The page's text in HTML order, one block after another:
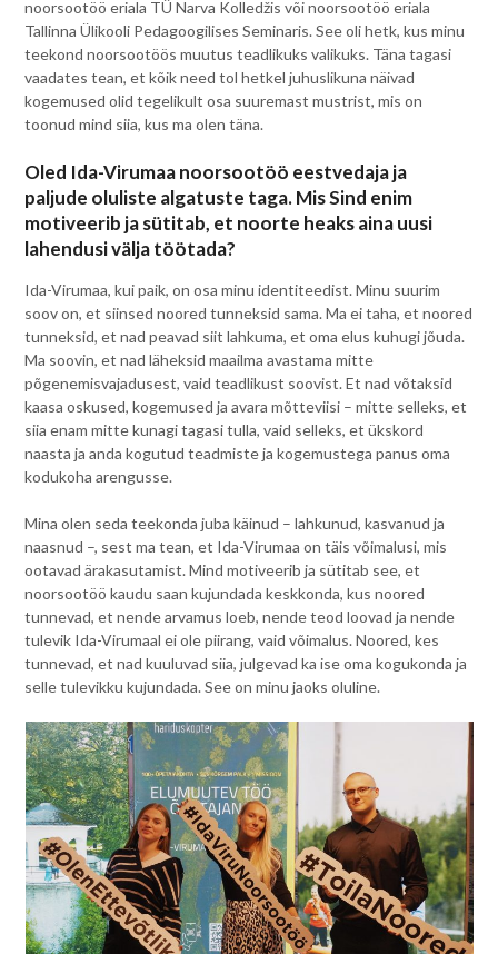
noorsootöö eriala TÜ Narva Kolledžis või noorsootöö eriala
Tallinna Ülikooli Pedagoogilises Seminaris. See oli hetk, kus minu
teekond noorsootöös muutus teadlikuks valikuks. Täna tagasi
vaadates tean, et kõik need tol hetkel juhuslikuna näivad
kogemused olid tegelikult osa suuremast mustrist, mis on
toonud mind siia, kus ma olen täna.
Oled Ida-Virumaa noorsootöö eestvedaja ja
paljude oluliste algatuste taga. Mis Sind enim
motiveerib ja sütitab, et noorte heaks aina uusi
lahendusi välja töötada?
Ida-Virumaa, kui paik, on osa minu identiteedist. Minu suurim
soov on, et siinsed noored tunneksid sama. Ma ei taha, et noored
tunneksid, et nad peavad siit lahkuma, et oma elus kuhugi jõuda.
Ma soovin, et nad läheksid maailma avastama mitte
põgenemisvajadusest, vaid teadlikust soovist. Et nad võtaksid
kaasa oskused, kogemused ja avara mõtteviisi – mitte selleks, et
siia enam mitte kunagi tagasi tulla, vaid selleks, et ükskord
naasta ja anda kogutud teadmiste ja kogemustega panus oma
kodukoha arengusse.
Mina olen seda teekonda juba käinud – lahkunud, kasvanud ja
naasnud –, sest ma tean, et Ida-Virumaa on täis võimalusi, mis
ootavad ärakasutamist. Mind motiveerib ja sütitab see, et
noorsootöö kaudu saan kujundada keskkonda, kus noored
tunnevad, et nende arvamus loeb, nende teod loovad ja nende
tulevik Ida-Virumaal ei ole piirang, vaid võimalus. Noored, kes
tunnevad, et nad kuuluvad siia, julgevad ka ise oma kogukonda ja
selle tulevikku kujundada. See on minu jaoks oluline.